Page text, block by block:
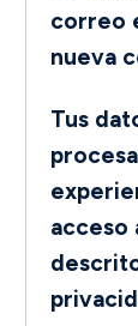
correo
nueva
Tus
acceso